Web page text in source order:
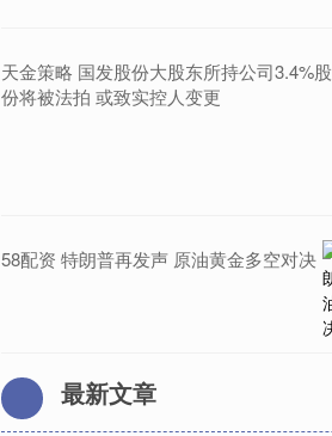
天金策略 国发股份大股东所持公司3.4%股
份将被法拍 或致实控人变更
58配资 特朗普再发声 原油黄金多空对决
最新文章